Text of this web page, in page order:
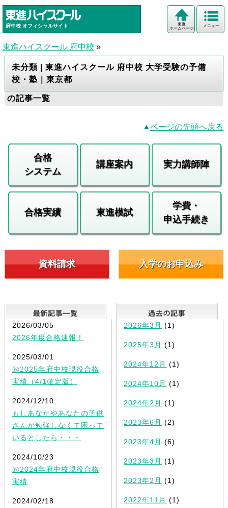
府中校 オフィシャルサイト メニュー
東進
ホームページ
東進ハイスクール 府中校 »
未分類 | 東進ハイスクール 府中校 大学受験の予備
校・塾｜東京都
の記事一覧
ページの先頭へ戻る
合格
システム
講座案内 実力講師陣
合格実績 東進模試
学費・
申込手続き
資料請求 入学のお申込み
最新記事一覧
2026/03/05
2026年度合格速報！
2025/03/01
㊗2025年府中校現役合格
実績（4/1確定版）
2024/12/10
もしあなたやあなたの子供
さんが勉強しなくて困って
いるとしたら・・・
2024/10/23
㊗2024年府中校現役合格
実績
2024/02/18
2026年3月 (1)
2025年3月 (1)
2024年12月 (1)
2024年10月 (1)
2024年2月 (1)
2023年6月 (2)
2023年4月 (6)
2023年3月 (1)
2023年2月 (1)
2022年11月 (1)